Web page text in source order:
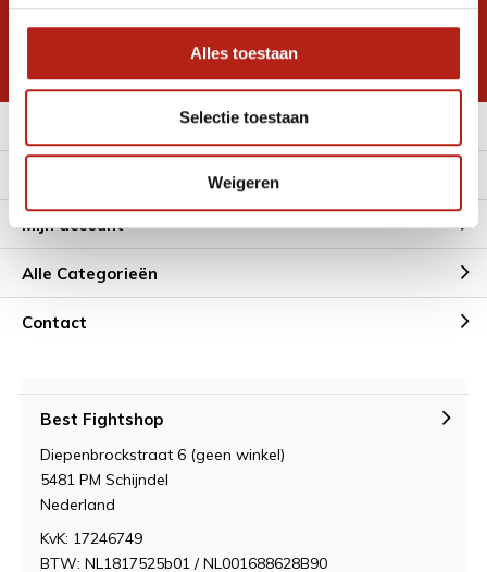
Alles toestaan
Selectie toestaan
Weigeren
Inschrijven voor
korting
* Lees hier de wettelijke beperkingen
Mijn account
Alle Categorieën
Contact
Best Fightshop
Diepenbrockstraat 6 (geen winkel)
5481 PM Schijndel
Nederland
KvK: 17246749
BTW: NL1817525b01 / NL001688628B90